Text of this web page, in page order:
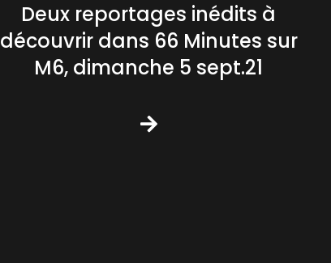
Deux reportages inédits à
découvrir dans 66 Minutes sur
M6, dimanche 5 sept.21